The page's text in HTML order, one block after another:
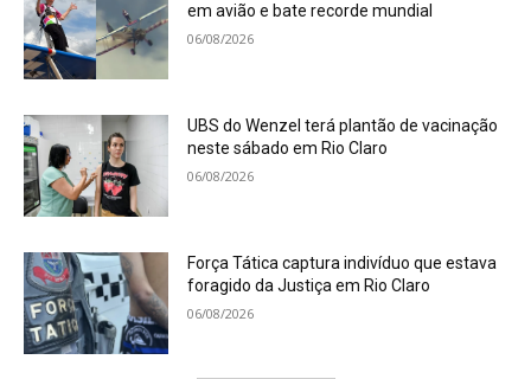
em avião e bate recorde mundial
06/08/2026
UBS do Wenzel terá plantão de vacinação
neste sábado em Rio Claro
06/08/2026
Força Tática captura indivíduo que estava
foragido da Justiça em Rio Claro
06/08/2026